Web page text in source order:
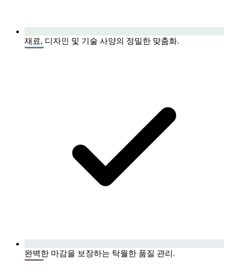
재료, 디자인 및 기술 사양의 정밀한 맞춤화.
완벽한 마감을 보장하는 탁월한 품질 관리.